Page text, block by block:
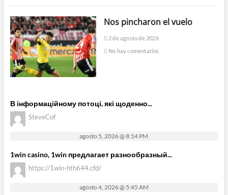
Nos pincharon el vuelo
2 de agosto de 2026
No hay comentarios
В інформаційному потоці, які щоденно...
SteveCof
agosto 5, 2026 @ 8:14 PM
1win casino, 1win предлагает разнообразный...
https://1win-hth644.cfd/
agosto 4, 2026 @ 5:45 AM